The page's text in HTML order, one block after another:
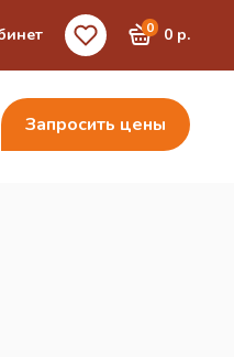
0 0 р.
Запросить цены